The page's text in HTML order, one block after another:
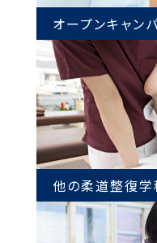
オープンキャン
他の柔道整復学